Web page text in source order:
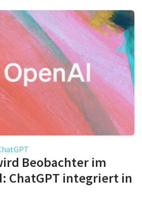
Beobachter im
ChatGPT integriert in